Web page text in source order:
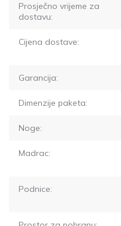
Prosječno vrijeme za
dostavu:
Cijena dostave:
Garancija:
Dimenzije paketa:
Noge:
Madrac:
Podnice: